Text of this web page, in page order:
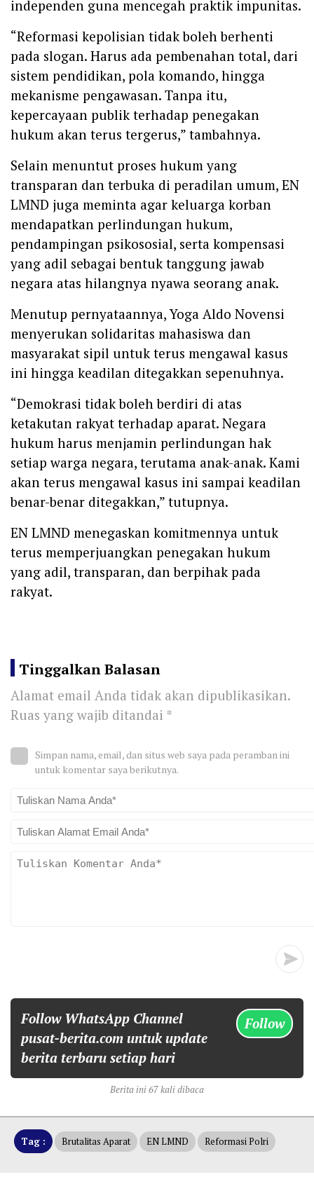
independen guna mencegah praktik impunitas.
“Reformasi kepolisian tidak boleh berhenti
pada slogan. Harus ada pembenahan total, dari
sistem pendidikan, pola komando, hingga
mekanisme pengawasan. Tanpa itu,
kepercayaan publik terhadap penegakan
hukum akan terus tergerus,” tambahnya.
Selain menuntut proses hukum yang
transparan dan terbuka di peradilan umum, EN
LMND juga meminta agar keluarga korban
mendapatkan perlindungan hukum,
pendampingan psikososial, serta kompensasi
yang adil sebagai bentuk tanggung jawab
negara atas hilangnya nyawa seorang anak.
Menutup pernyataannya, Yoga Aldo Novensi
menyerukan solidaritas mahasiswa dan
masyarakat sipil untuk terus mengawal kasus
ini hingga keadilan ditegakkan sepenuhnya.
“Demokrasi tidak boleh berdiri di atas
ketakutan rakyat terhadap aparat. Negara
hukum harus menjamin perlindungan hak
setiap warga negara, terutama anak-anak. Kami
akan terus mengawal kasus ini sampai keadilan
benar-benar ditegakkan,” tutupnya.
EN LMND menegaskan komitmennya untuk
terus memperjuangkan penegakan hukum
yang adil, transparan, dan berpihak pada
rakyat.
Tinggalkan Balasan
Alamat email Anda tidak akan dipublikasikan.
Ruas yang wajib ditandai *
Simpan nama, email, dan situs web saya pada peramban ini
untuk komentar saya berikutnya.
Follow WhatsApp Channel
pusat-berita.com untuk update
berita terbaru setiap hari
Follow
Berita ini 67 kali dibaca
Tag : Brutalitas Aparat EN LMND Reformasi Polri